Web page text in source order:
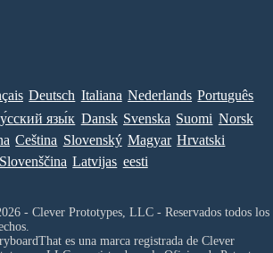
Deutsch Italiana Nederlands Português
язы́к Dansk Svenska Suomi Norsk
Ceština Slovenský Magyar Hrvatski
Slovenščina Latvijas eesti
- Clever Prototypes, LLC - Reservados todos los
es una marca registrada de Clever